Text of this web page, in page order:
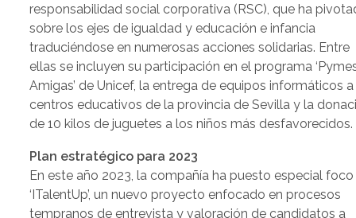
responsabilidad social corporativa (RSC), que ha
sobre los ejes de igualdad y educación e infancia
traduciéndose en numerosas acciones solidarias. Entre
ellas se incluyen su participación en el programa
Amigas’ de Unicef, la entrega de equipos informáticos a
centros educativos de la provincia de Sevilla y la
de 10 kilos de juguetes a los niños más desfavorecidos.
Plan estratégico para 2023
En este año 2023, la compañía ha puesto especial foco
‘ITalentUp’, un nuevo proyecto enfocado en procesos
tempranos de entrevista y valoración de candidatos a